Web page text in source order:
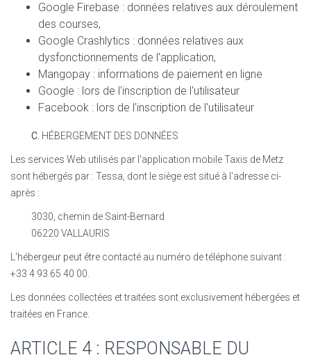
Google Firebase : données relatives aux déroulement
des courses,
Google Crashlytics : données relatives aux
dysfonctionnements de l'application,
Mangopay : informations de paiement en ligne
Google : lors de l'inscription de l'utilisateur
Facebook : lors de l'inscription de l'utilisateur
C. HÉBERGEMENT DES DONNÉES
Les services Web utilisés par l'application mobileTaxis de Metz
sont hébergés par : Tessa , dont le siège est situé à l'adresse ci-
après :
3030, chemin de Saint-Bernard
06220 VALLAURIS
L'hébergeur peut être contacté au numéro de téléphone suivant :
+33 4 93 65 40 00.
Les données collectées et traitées sont exclusivement hébergées et
traitées en France.
ARTICLE 4 : RESPONSABLE DU